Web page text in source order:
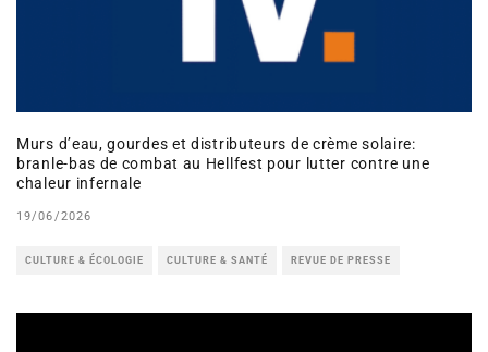
Murs d’eau, gourdes et distributeurs de crème solaire:
branle-bas de combat au Hellfest pour lutter contre une
chaleur infernale
19/06/2026
CULTURE & ÉCOLOGIE CULTURE & SANTÉ REVUE DE PRESSE